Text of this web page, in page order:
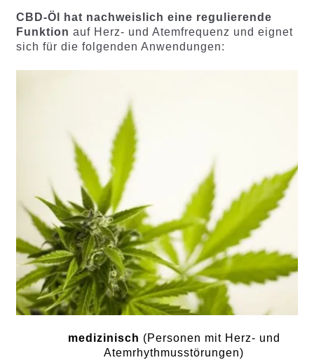
CBD-Öl hat nachweislich eine regulierende
Funktion auf Herz- und Atemfrequenz und eignet
sich für die folgenden Anwendungen:
medizinisch (Personen mit Herz- und
Atemrhythmusstörungen)